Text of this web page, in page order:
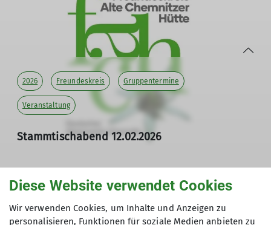
wir laden euch herzlich zu unserem Stammtischabend
im Oktober in der Geschäftsstelle ein.
mehr erfahren
2026 Freundeskreis Gruppentermine
Veranstaltung
Stammtischabend 12.02.2026
12.02.2026
Liebe Freunde der Alten Chemnitzer Hütte,
wir laden euch herzlich zu unserem Stammtischabend in
Andere Themen
2026 Berichte Erlebnisberichte
Diese Website verwendet Cookies
Wir verwenden Cookies, um Inhalte und Anzeigen zu
personalisieren, Funktionen für soziale Medien anbieten zu